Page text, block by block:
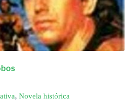
, Novela histórica